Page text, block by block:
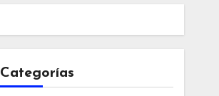
Categorías